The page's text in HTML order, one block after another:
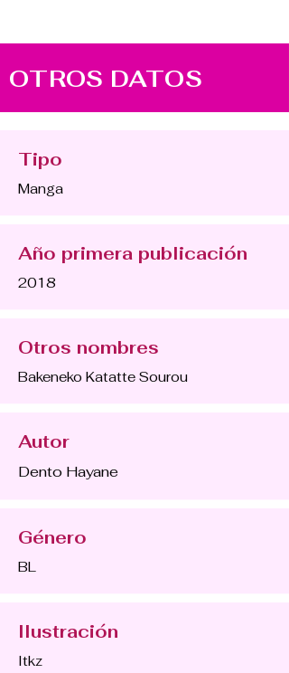
OTROS DATOS
Tipo
Manga
Año primera publicación
2018
Otros nombres
Bakeneko Katatte Sourou
Autor
Dento Hayane
Género
BL
Ilustración
Itkz